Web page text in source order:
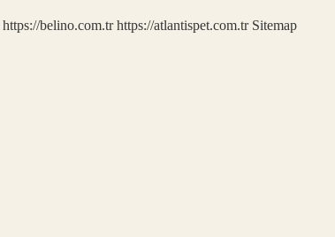
https://belino.com.tr https://atlantispet.com.tr Sitemap